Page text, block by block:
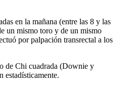
en la mañana (entre las 8 y las
un mismo toro y de un mismo
por palpación transrectal a los
de Chi cuadrada (Downie y
estadísticamente.